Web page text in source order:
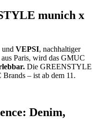
munich x
und VEPSI, nachhaltiger
Paris, wird das GMUC
Die GREENSTYLE
– ist ab dem 11.
Denim,